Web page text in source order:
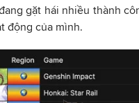
gặt hái nhiều thành
động của mình.